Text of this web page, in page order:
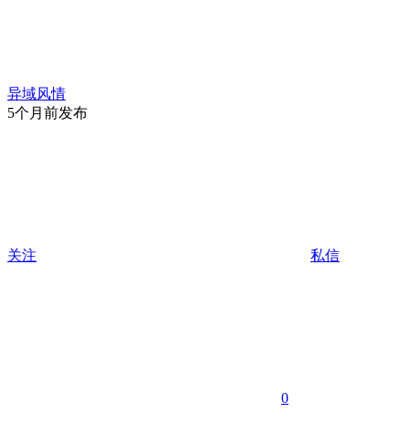
异域风情
5个月前发布
关注 私信
0